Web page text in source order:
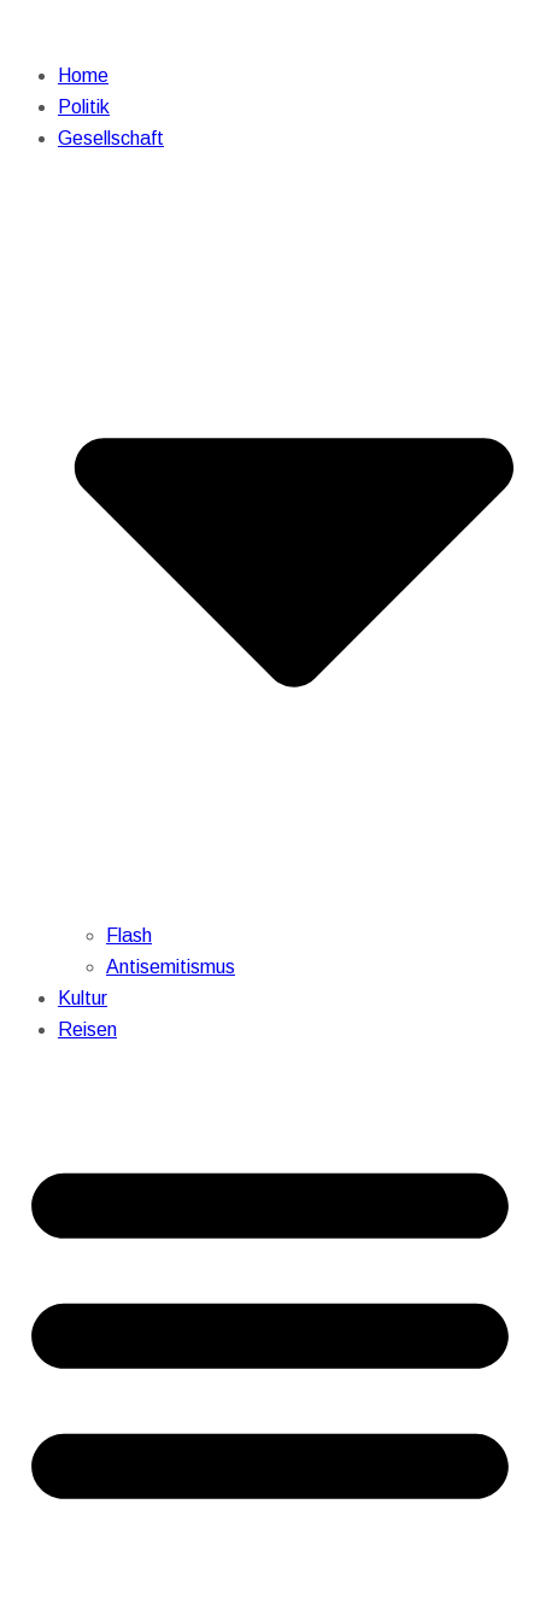
Home
Politik
Gesellschaft
Flash
Antisemitismus
Kultur
Reisen